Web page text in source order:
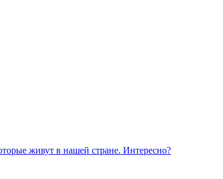
живут в нашей стране. Интересно?